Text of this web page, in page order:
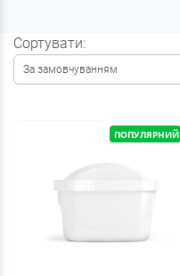
Сортувати:
За замовчуванням
ПОПУЛЯРНИЙ